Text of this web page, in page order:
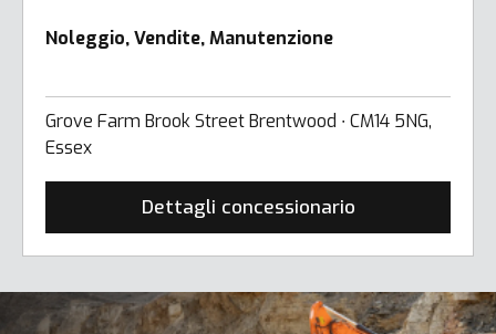
Noleggio, Vendite, Manutenzione
Grove Farm Brook Street Brentwood ∙ CM14 5NG,
Essex
Dettagli concessionario